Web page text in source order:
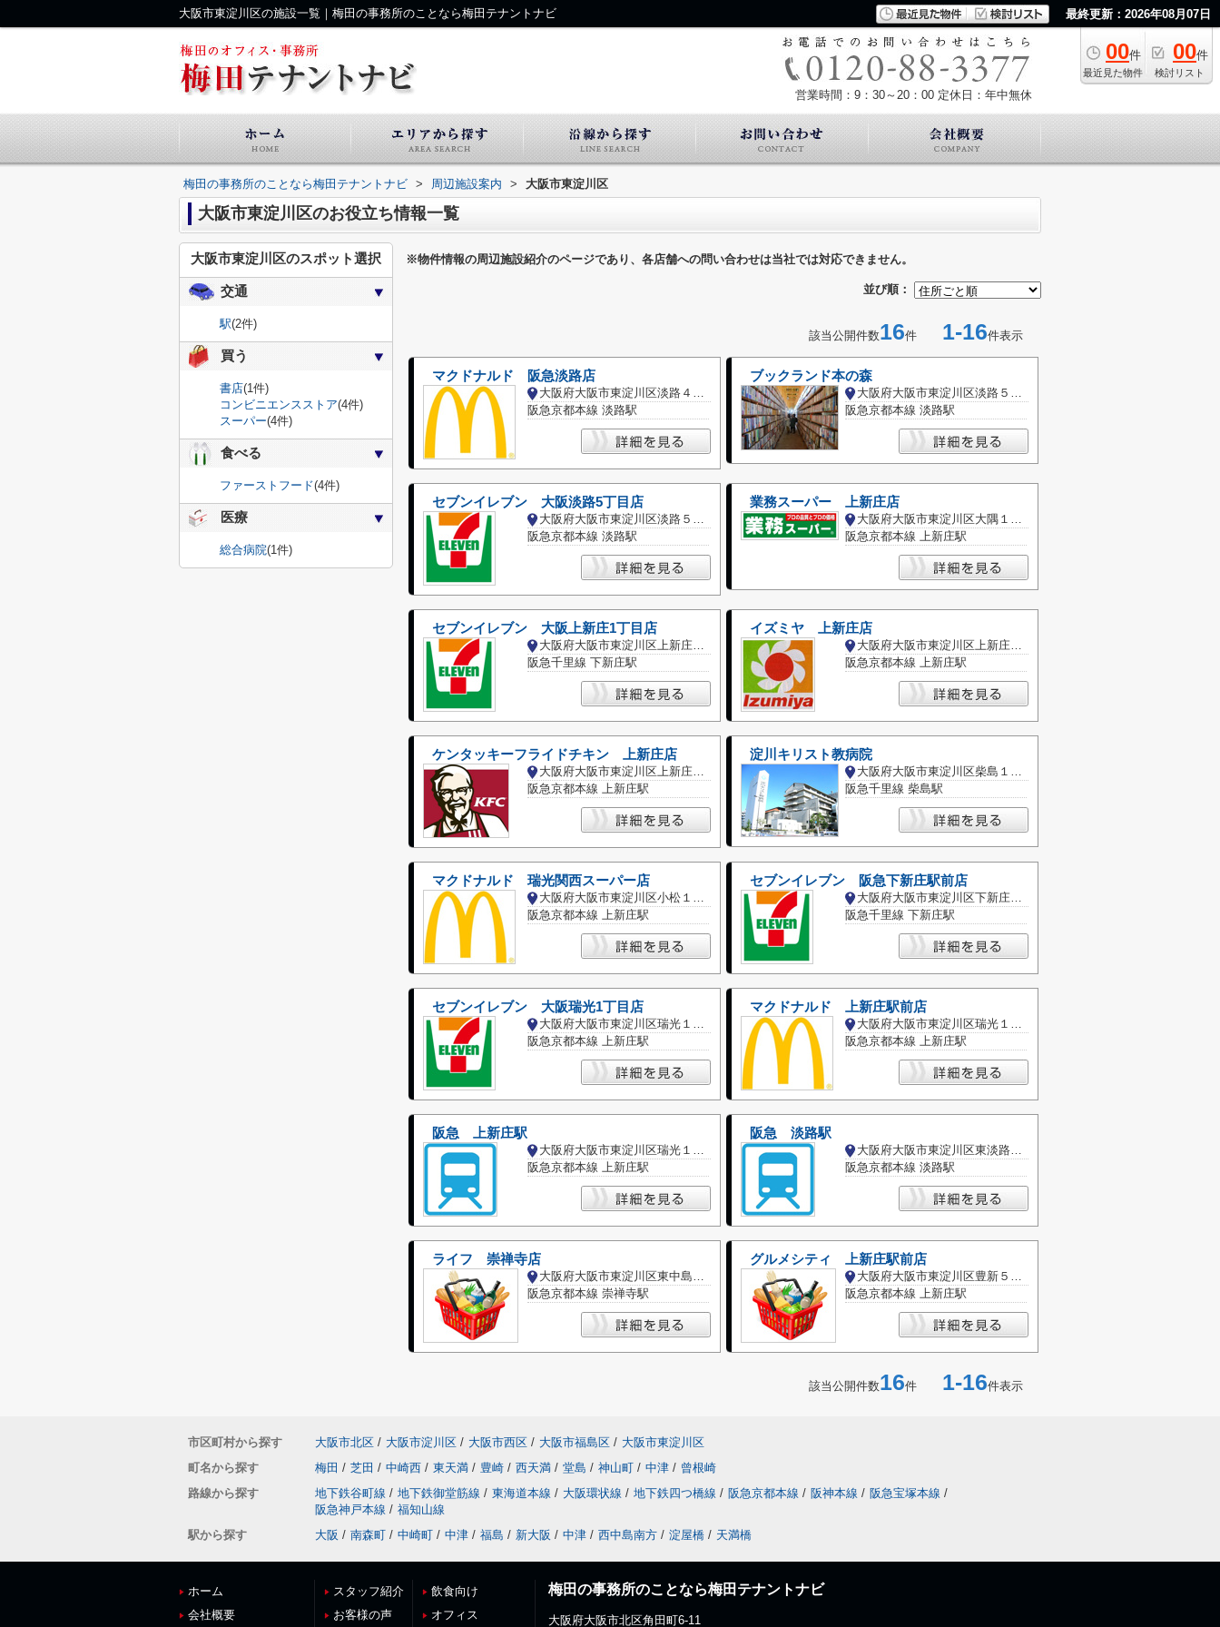
大阪市東淀川区の施設一覧｜梅田の事務所のことなら梅田テナントナビ 最終更新：2026年08月07日
00件
最近見た物件
00件
検討リスト
営業時間：9：30～20：00 定休日：年中無休
梅田の事務所のことなら梅田テナントナビ > 周辺施設案内 > 大阪市東淀川区
大阪市東淀川区のお役立ち情報一覧
※物件情報の周辺施設紹介のページであり、各店舗への問い合わせは当社では対応できません。
並び順：
該当公開件数16件 1-16件表示
マクドナルド 阪急淡路店
大阪府大阪市東淀川区淡路４丁目
阪急京都本線 淡路駅
ブックランド本の森
大阪府大阪市東淀川区淡路５丁目
阪急京都本線 淡路駅
セブンイレブン 大阪淡路5丁目店
大阪府大阪市東淀川区淡路５丁目
阪急京都本線 淡路駅
業務スーパー 上新庄店
大阪府大阪市東淀川区大隅１丁目
阪急京都本線 上新庄駅
セブンイレブン 大阪上新庄1丁目店
大阪府大阪市東淀川区上新庄１丁目
阪急千里線 下新庄駅
イズミヤ 上新庄店
大阪府大阪市東淀川区上新庄１丁目
阪急京都本線 上新庄駅
ケンタッキーフライドチキン 上新庄店
大阪府大阪市東淀川区上新庄２丁目
阪急京都本線 上新庄駅
淀川キリスト教病院
大阪府大阪市東淀川区柴島１丁目
阪急千里線 柴島駅
マクドナルド 瑞光関西スーパー店
大阪府大阪市東淀川区小松１丁目
阪急京都本線 上新庄駅
セブンイレブン 阪急下新庄駅前店
大阪府大阪市東淀川区下新庄５丁目
阪急千里線 下新庄駅
セブンイレブン 大阪瑞光1丁目店
大阪府大阪市東淀川区瑞光１丁目
阪急京都本線 上新庄駅
マクドナルド 上新庄駅前店
大阪府大阪市東淀川区瑞光１丁目
阪急京都本線 上新庄駅
阪急 上新庄駅
大阪府大阪市東淀川区瑞光１丁目
阪急京都本線 上新庄駅
阪急 淡路駅
大阪府大阪市東淀川区東淡路４丁目
阪急京都本線 淡路駅
ライフ 崇禅寺店
大阪府大阪市東淀川区東中島６丁目
阪急京都本線 崇禅寺駅
グルメシティ 上新庄駅前店
大阪府大阪市東淀川区豊新５丁目
阪急京都本線 上新庄駅
該当公開件数16件 1-16件表示
大阪市東淀川区のスポット選択
交通
駅(2件)
買う
書店(1件)
コンビニエンスストア(4件)
スーパー(4件)
食べる
ファーストフード(4件)
医療
総合病院(1件)
市区町村から探す 大阪市北区 / 大阪市淀川区 / 大阪市西区 / 大阪市福島区 / 大阪市東淀川区
町名から探す
梅田 / 芝田 / 中崎西 / 東天満 / 豊崎 / 西天満 / 堂島 / 神山町 / 中津 / 曾根崎
路線から探す
地下鉄谷町線 / 地下鉄御堂筋線 / 東海道本線 / 大阪環状線 / 地下鉄四つ橋線 / 阪急京都本線 / 阪神本線 / 阪急宝塚本線 /
阪急神戸本線 / 福知山線
駅から探す
大阪 / 南森町 / 中崎町 / 中津 / 福島 / 新大阪 / 中津 / 西中島南方 / 淀屋橋 / 天満橋
ホーム
会社概要
スタッフ紹介
お客様の声
飲食向け
オフィス
梅田の事務所のことなら梅田テナントナビ
大阪府大阪市北区角田町6-11